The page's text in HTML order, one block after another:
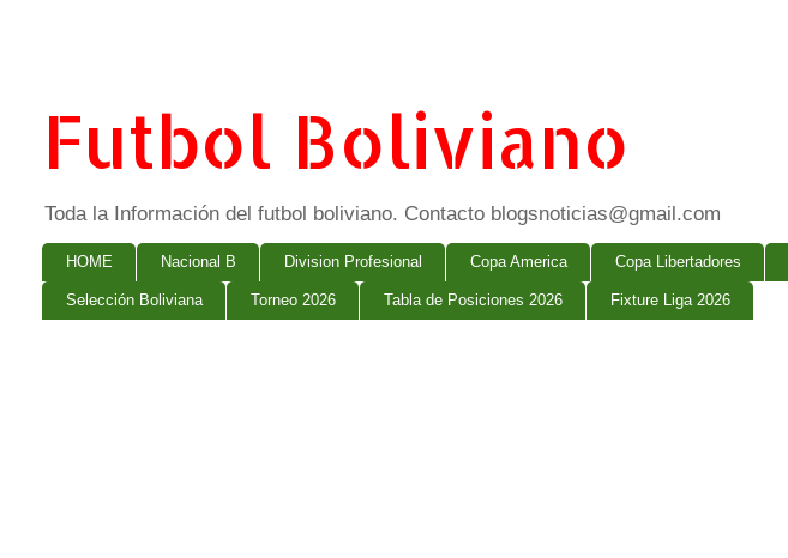
Futbol Boliviano
Toda la Información del futbol boliviano. Contacto blogsnoticias@gmail.com
HOME Nacional B Division Profesional Copa America Copa Libertadores
Selección Boliviana Torneo 2026 Tabla de Posiciones 2026 Fixture Liga 2026